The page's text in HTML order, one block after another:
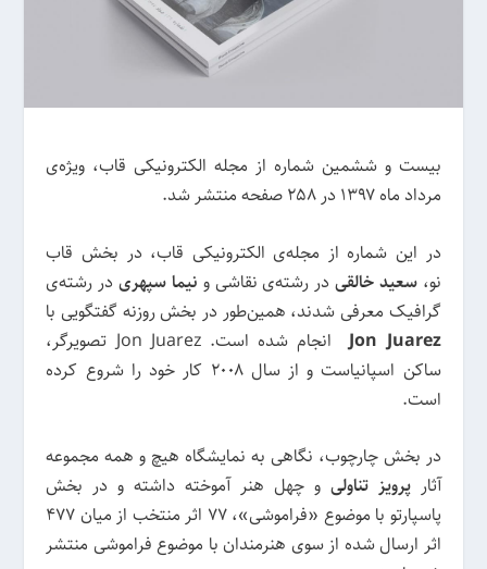
بیست و ششمین شماره از مجله‌ الکترونیکی قاب، ویژه‌ی
مرداد ماه ۱۳۹۷ در ۲۵۸ صفحه منتشر شد.
در این شماره از مجله‌ی الکترونیکی قاب، در بخش قاب
نو،سعید خالقی در رشته‌ی نقاشی و نیما سپهریدر رشته‌ی
گرافیک معرفی شدند، همین‌طور در بخش روزنه گفتگویی با
Jon Juarez
انجام شده است. Jon Juarez تصویرگر،
ساکن اسپانیاست و از سال ۲۰۰۸ کار خود را شروع کرده
است.
در بخش چارچوب، نگاهی به نمایشگاه هیچ و همه مجموعه
آثار پرویز تناولی و چهل هنر آموخته داشته و در بخش
پاسپارتو با موضوع «فراموشی»، ۷۷ اثر منتخب از میان ۴۷۷
اثر ارسال شده از سوی هنرمندان با موضوع فراموشی منتشر